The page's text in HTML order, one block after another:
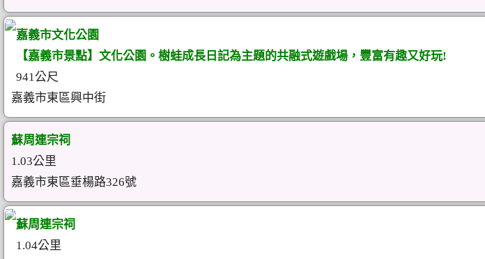
嘉義市文化公園
【嘉義市景點】文化公園。樹蛙成長日記為主題的共融式遊戲場，豐富有趣又好玩!
941公尺
嘉義市東區興中街
蘇周連宗祠
1.03公里
嘉義市東區垂楊路326號
蘇周連宗祠
1.04公里